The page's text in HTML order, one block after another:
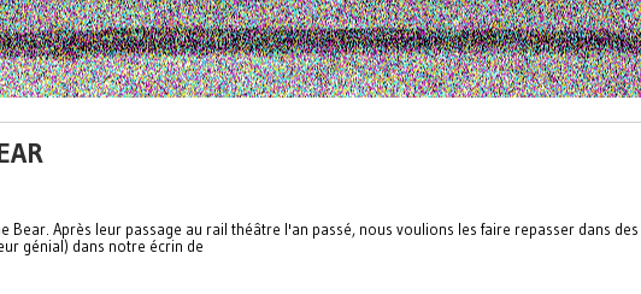
Après leur passage au rail théâtre l'an passé, nous voulions les faire repasser dans
génial) dans notre écrin de